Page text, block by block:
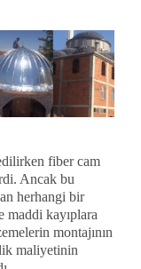
fiber cam
Ancak bu
herhangi bir
maddi kayıplara
montajının
maliyetinin